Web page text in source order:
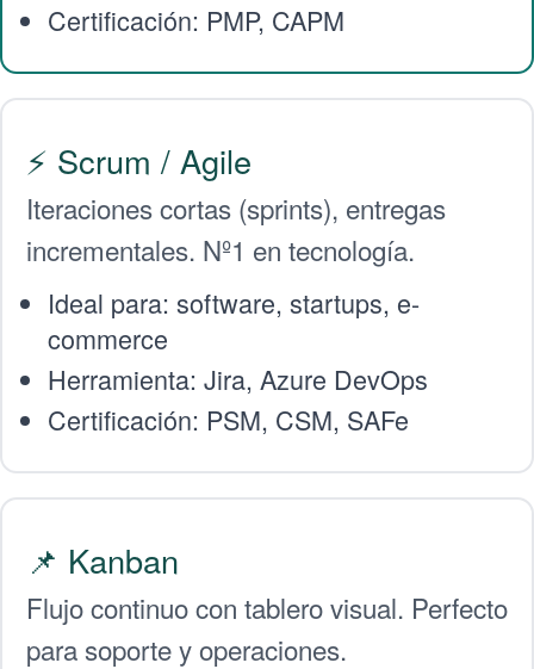
Certificación: PMP, CAPM
⚡ Scrum / Agile
Iteraciones cortas (sprints), entregas
incrementales. Nº1 en tecnología.
Ideal para: software, startups, e-
commerce
Herramienta: Jira, Azure DevOps
Certificación: PSM, CSM, SAFe
📌 Kanban
Flujo continuo con tablero visual. Perfecto
para soporte y operaciones.